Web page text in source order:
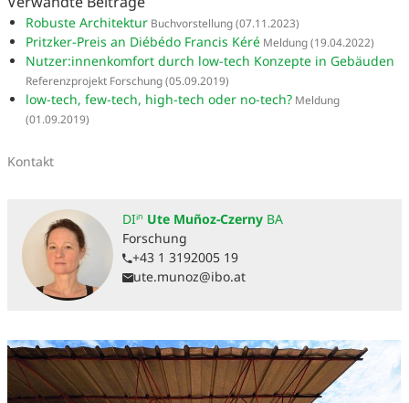
Robuste Architektur Buchvorstellung(07.11.2023)
Pritzker-Preis an Diébédo Francis Kéré Meldung(19.04.2022)
Nutzer:innenkomfort durch low-tech Konzepte in Gebäuden
Referenzprojekt Forschung(05.09.2019)
low-tech, few-tech, high-tech oder no-tech? Meldung
(01.09.2019)
Kontakt
DIⁱⁿ Ute Muñoz-Czerny BA
Forschung
+43 1 3192005 19
ute.munoz@ibo.at